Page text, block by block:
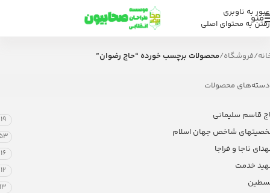
عبور به ناوبری
رفتن به محتوای اصلی
منو
/فروشگاه/محصولات برچسب خورده “حاج رضوان”
دسته‌های محصولات
قاسم سلیمانی 19
شاخص جهان اسلام
ناجا و فراجا 16
خدمت 12
13